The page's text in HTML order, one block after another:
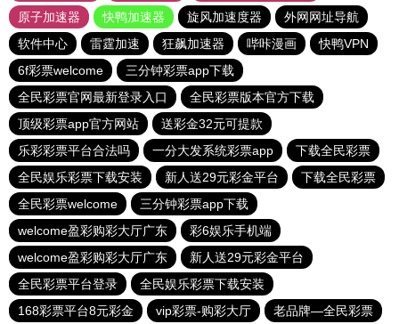
原子加速器
快鸭加速器 旋风加速度器
外网网址导航
软件中心
雷霆加速 狂飙加速器 哔咔漫画
快鸭VPN
6f彩票welcome
三分钟彩票app下载
全民彩票官网最新登录入口
全民彩票版本官方下载
顶级彩票app官方网站
送彩金32元可提款
乐彩彩票平台合法吗
一分大发系统彩票app
下载全民彩票
全民娱乐彩票下载安装
新人送29元彩金平台
下载全民彩票
全民彩票welcome
三分钟彩票app下载
welcome盈彩购彩大厅广东
彩6娱乐手机端
welcome盈彩购彩大厅广东
新人送29元彩金平台
全民彩票平台登录
全民娱乐彩票下载安装
168彩票平台8元彩金
vip彩票-购彩大厅
老品牌—全民彩票